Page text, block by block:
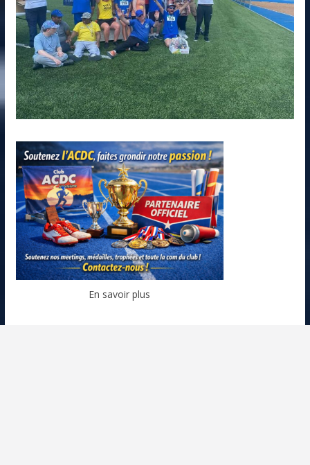
En savoir plus